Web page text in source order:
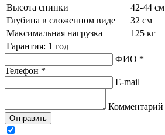
Высота спинки
42-44 см
Глубина в сложенном виде
32 см
Максимальная нагрузка
125 кг
Гарантия: 1 год
ФИО *
Телефон *
E-mail
Комментарий
Отправить